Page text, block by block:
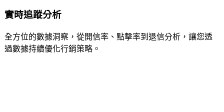
實時追蹤分析
全方位的數據洞察，從開信率、點擊率到退信分析，讓您透
過數據持續優化行銷策略。